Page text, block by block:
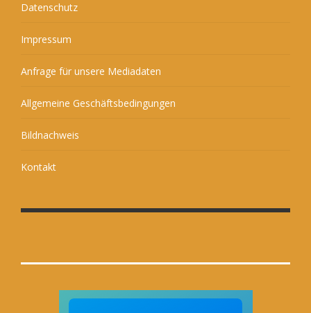
Datenschutz
Impressum
Anfrage für unsere Mediadaten
Allgemeine Geschäftsbedingungen
Bildnachweis
Kontakt